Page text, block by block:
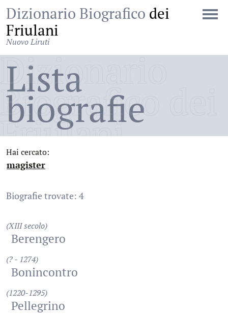
Dizionario Biografico dei
Friulani
Nuovo Liruti
Dizionario
Biografico dei
Friulani
Lista
biografie
Hai cercato:
magister
Biografie trovate: 4
(XIII secolo)
Berengero
(? - 1274)
Bonincontro
(1220-1295)
Pellegrino